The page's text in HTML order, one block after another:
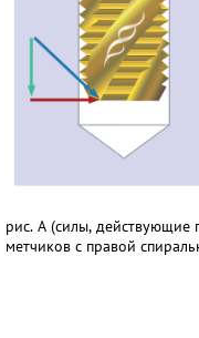
рис. А (силы, действующие
метчиков с правой